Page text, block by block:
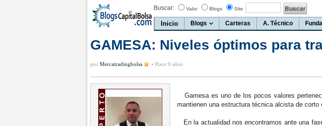
Buscar: Valor Blogs Site
Inicio Blogs Carteras A. Técnico
GAMESA: Niveles óptimos para
por Mercatradingbolsa • Hace 9 años
Gamesa es uno de los pocos valores
mantienen una estructura técnica alcista de corto
En la actualidad nos encontramos ante una